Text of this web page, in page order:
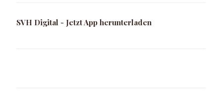
SVH Digital - Jetzt App herunterladen